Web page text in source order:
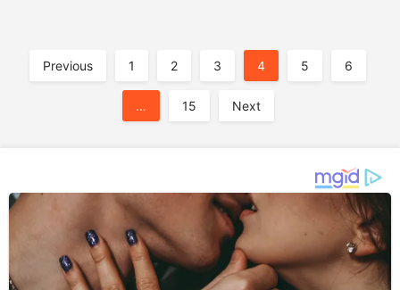
Previous 1 2 3 4 5 6
… 15 Next